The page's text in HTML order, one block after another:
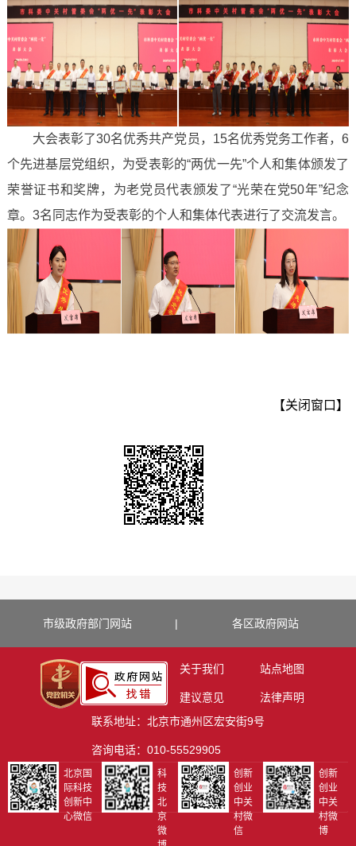
大会表彰了30名优秀共产党员，15名优秀党务工作者，6
个先进基层党组织，为受表彰的“两优一先”个人和集体颁发了
荣誉证书和奖牌，为老党员代表颁发了“光荣在党50年”纪念
章。3名同志作为受表彰的个人和集体代表进行了交流发言。
【关闭窗口】
市级政府部门网站 | 各区政府网站
关于我们 站点地图
建议意见
法律声明
联系地址：北京市通州区宏安街9号
咨询电话：010-55529905
北京国
际科技
创新中
心微信
科
技
北
京
微
创新
创业
中关
村微
信
创新
创业
中关
村微
博